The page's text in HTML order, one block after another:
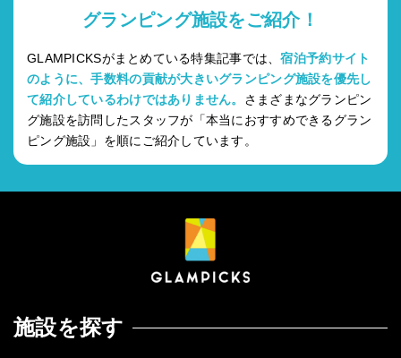
グランピング施設をご紹介！
GLAMPICKSがまとめている特集記事では、宿泊予約サイト
のように、手数料の貢献が大きいグランピング施設を優先し
て紹介しているわけではありません。 さまざまなグランピン
グ施設を訪問したスタッフが「本当におすすめできるグラン
ピング施設」を順にご紹介しています。
施設を探す